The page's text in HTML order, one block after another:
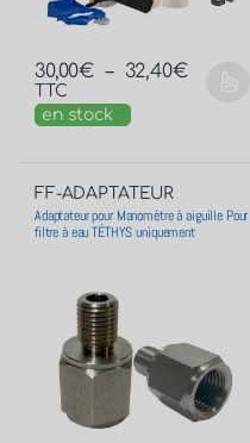
30,00€ – 32,40€
TTC
en stock
FF-ADAPTATEUR
Adaptateur pour Manomètre à aiguille Pour
filtre à eau TÉTHYS uniquement